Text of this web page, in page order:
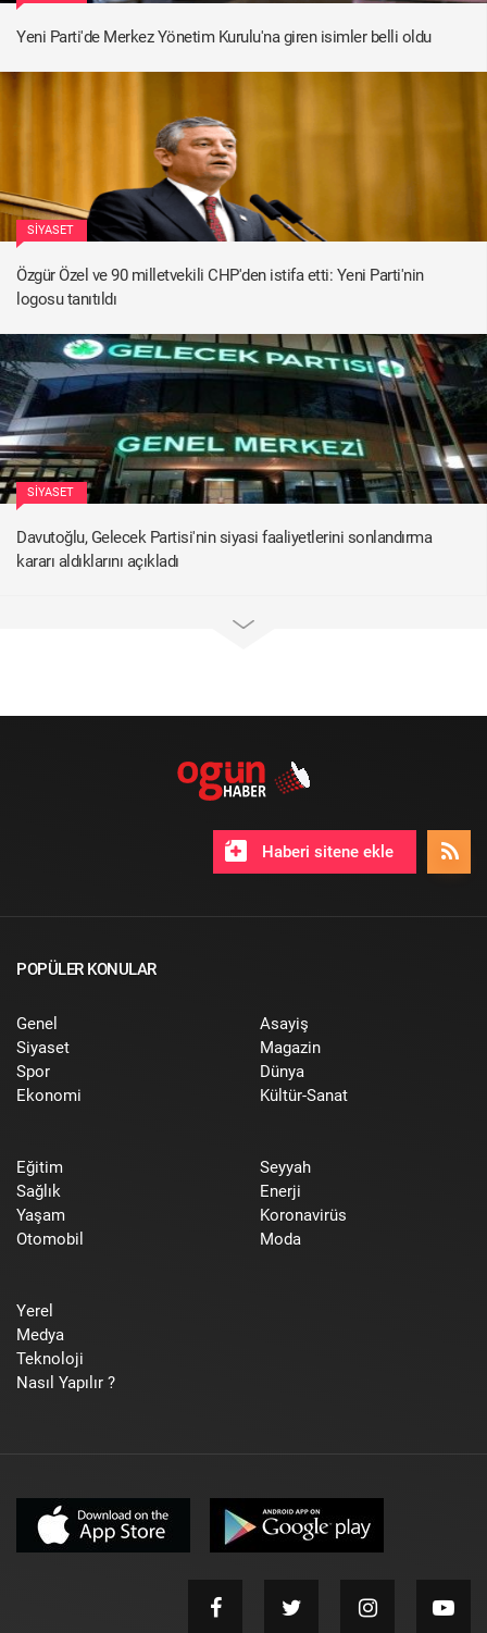
Yeni Parti'de Merkez Yönetim Kurulu'na giren isimler belli oldu
SIYASET
Özgür Özel ve 90 milletvekili CHP'den istifa etti: Yeni Parti'nin
logosu tanıtıldı
SIYASET
Davutoğlu, Gelecek Partisi'nin siyasi faaliyetlerini sonlandırma
kararı aldıklarını açıkladı
Haberi sitene ekle
POPÜLER KONULAR
Genel
Siyaset
Spor
Ekonomi
Asayiş
Magazin
Dünya
Kültür-Sanat
Eğitim
Sağlık
Yaşam
Otomobil
Seyyah
Enerji
Koronavirüs
Moda
Yerel
Medya
Teknoloji
Nasıl Yapılır ?